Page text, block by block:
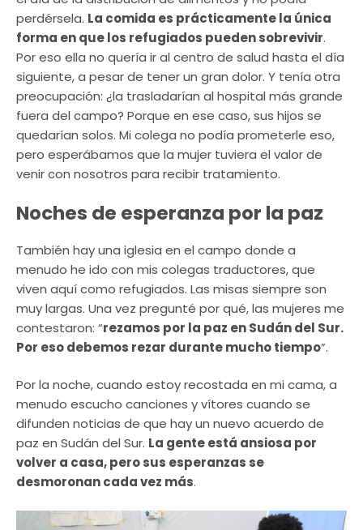
perdérsela. La comida es prácticamente la única
forma en que los refugiados pueden sobrevivir.
Por eso ella no quería ir al centro de salud hasta el día
siguiente, a pesar de tener un gran dolor. Y tenía otra
preocupación: ¿la trasladarían al hospital más grande
fuera del campo? Porque en ese caso, sus hijos se
quedarían solos. Mi colega no podía prometerle eso,
pero esperábamos que la mujer tuviera el valor de
venir con nosotros para recibir tratamiento.
Noches de esperanza por la paz
También hay una iglesia en el campo donde a
menudo he ido con mis colegas traductores, que
viven aquí como refugiados. Las misas siempre son
muy largas. Una vez pregunté por qué, las mujeres me
contestaron: “rezamos por la paz en Sudán del Sur.
Por eso debemos rezar durante mucho tiempo”.
Por la noche, cuando estoy recostada en mi cama, a
menudo escucho canciones y vítores cuando se
difunden noticias de que hay un nuevo acuerdo de
paz en Sudán del Sur. La gente está ansiosa por
volver a casa, pero sus esperanzas se
desmoronan cada vez más.